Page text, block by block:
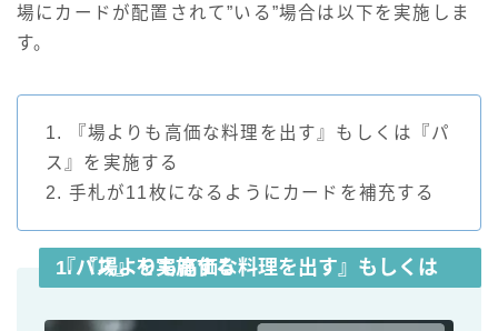
場にカードが配置されて”いる”場合は以下を実施しま
す。
1. 『場よりも高価な料理を出す』もしくは『パ
ス』を実施する
2. 手札が11枚になるようにカードを補充する
1. 『場よりも高価な料理を出す』もしくは『パス』を実施する